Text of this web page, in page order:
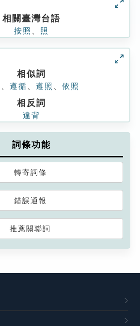
相關臺灣台語
按照 照
相似詞
遵循 遵照 依照
相反詞
違背
詞條功能
轉寄詞條
錯誤通報
推薦關聯詞